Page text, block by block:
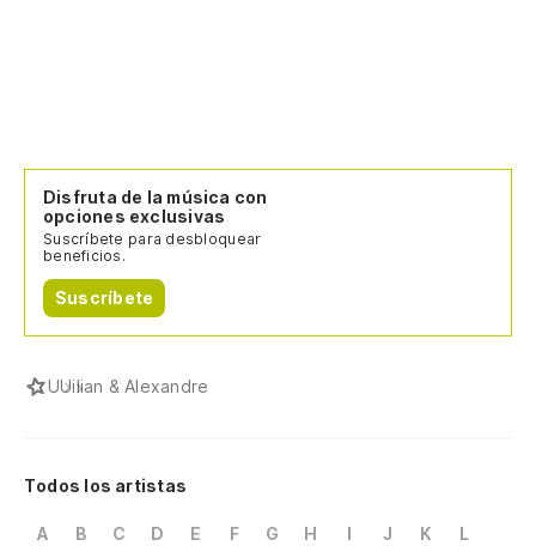
Disfruta de la música con
opciones exclusivas
Suscríbete para desbloquear
beneficios.
Suscríbete
UUilian & Alexandre
Todos los artistas
A B C D E F G H I J K
L